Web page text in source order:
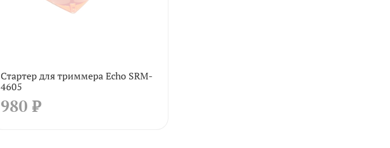
Стартер для триммера Echo SRM-
4605
980 ₽